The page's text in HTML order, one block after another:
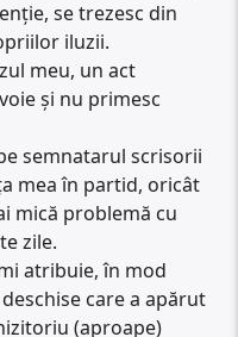
se trezesc din
iluzii.
meu, un act
și nu primesc
semnatarul scrisorii
mea în partid, oricât
mică problemă cu
zile.
atribuie, în mod
care a apărut
(aproape)